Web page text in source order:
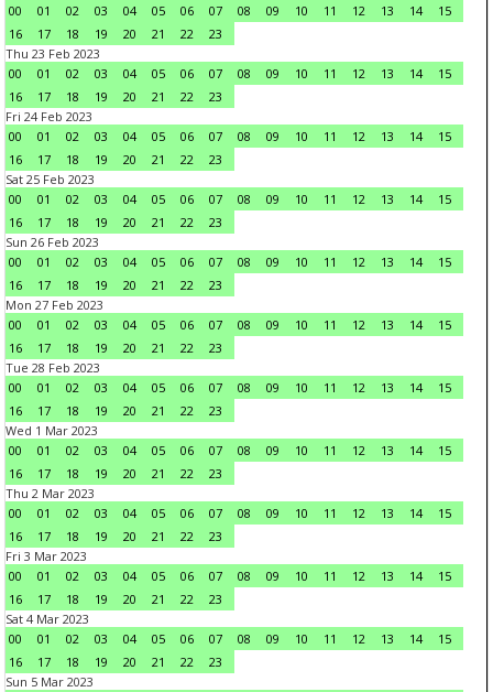
00
01 02 03 04 05 06 07 08 09 10 11 12 13 14
15
16
17 18 19 20 21 22
23
Thu 23 Feb 2023
00
01 02 03 04 05 06 07 08 09 10 11 12 13 14
15
16
17 18 19 20 21 22
23
Fri 24 Feb 2023
00
01 02 03 04 05 06 07 08 09 10 11 12 13 14
15
16
17 18 19 20 21 22
23
Sat 25 Feb 2023
00
01 02 03 04 05 06 07 08 09 10 11 12 13 14
15
16
17 18 19 20 21 22
23
Sun 26 Feb 2023
00
01 02 03 04 05 06 07 08 09 10 11 12 13 14
15
16
17 18 19 20 21 22
23
Mon 27 Feb 2023
00
01 02 03 04 05 06 07 08 09 10 11 12 13 14
15
16
17 18 19 20 21 22
23
Tue 28 Feb 2023
00
01 02 03 04 05 06 07 08 09 10 11 12 13 14
15
16
17 18 19 20 21 22
23
Wed 1 Mar 2023
00
01 02 03 04 05 06 07 08 09 10 11 12 13 14
15
16
17 18 19 20 21 22
23
Thu 2 Mar 2023
00
01 02 03 04 05 06 07 08 09 10 11 12 13 14
15
16
17 18 19 20 21 22
23
Fri 3 Mar 2023
00
01 02 03 04 05 06 07 08 09 10 11 12 13 14
15
16
17 18 19 20 21 22
23
Sat 4 Mar 2023
00
01 02 03 04 05 06 07 08 09 10 11 12 13 14
15
16
17 18 19 20 21 22
23
Sun 5 Mar 2023